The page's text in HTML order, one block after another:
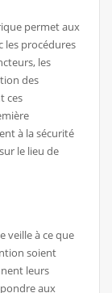
permet aux
les procédures
les
des
ces
à la sécurité
le lieu de
veille à ce que
soient
leurs
aux